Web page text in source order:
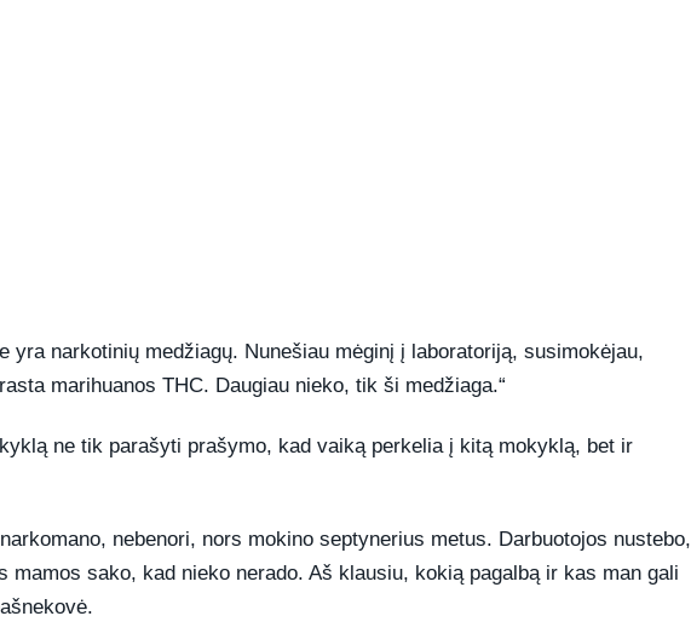
yra narkotinių medžiagų. Nunešiau mėginį į laboratoriją, susimokėjau,
marihuanos THC. Daugiau nieko, tik ši medžiaga.“
ne tik parašyti prašymo, kad vaiką perkelia į kitą mokyklą, bet ir
nebenori, nors mokino septynerius metus. Darbuotojos nustebo,
mamos sako, kad nieko nerado. Aš klausiu, kokią pagalbą ir kas man gali